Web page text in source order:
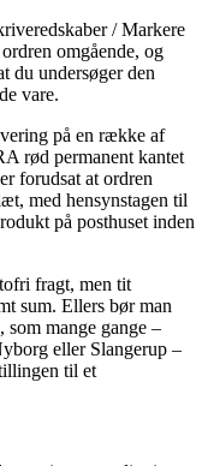
/ Markere
omgående, og
du undersøger den
vare.
på en række af
rød permanent kantet
forudsat at ordren
med hensynstagen til
på posthuset inden
fragt, men tit
sum. Ellers bør man
som mange gange –
eller Slangerup –
til et